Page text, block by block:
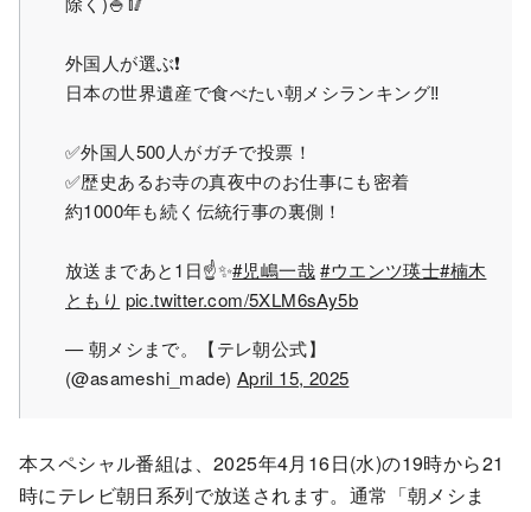
外国人が選ぶ❗️
日本の世界遺産で食べたい朝メシランキング‼️
✅外国人500人がガチで投票！
✅歴史あるお寺の真夜中のお仕事にも密着
約1000年も続く伝統行事の裏側！
放送まであと1日☝️✨#児嶋一哉 #ウエンツ瑛士#楠木
ともり pic.twitter.com/5XLM6sAy5b
— 朝メシまで。【テレ朝公式】
(@asameshi_made) April 15, 2025
本スペシャル番組は、2025年4月16日(水)の19時から21
時にテレビ朝日系列で放送されます。通常「朝メシま